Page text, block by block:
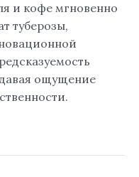
и кофе мгновенно
туберозы,
ощущение